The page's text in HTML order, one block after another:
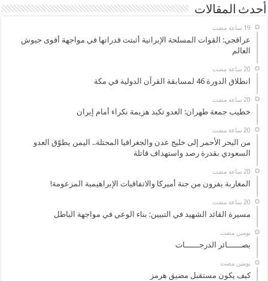
أحدث المقالات
عراقجي: القوات المسلحة الإيرانية أثبتت قدراتها في مواجهة أقوى جيوش
العالم
انطلاق الدورة 46 لمسابقة القرآن الدولية في مكة
خطيب جمعة طهران: العدو تكبد هزيمة نكراء أمام إيران
من البحر الأحمر إلى خليج عدن والجغرافيا المحتلة.. اليمن يطوّق العدو
السعودي بقدرة رصد واستهداف قاتلة
المغاربة يفرون من جنة أميركا والاتفاقيات الإبراهيمية المزعومة!
مسيرة القائد الشهيد في التبيين: بناء الوعي في مواجهة الباطل
‏يومين مضت
بصــــــائر الدرجــــــات
‏يومين مضت
كيف يكون مستقبل مضيق هرمز